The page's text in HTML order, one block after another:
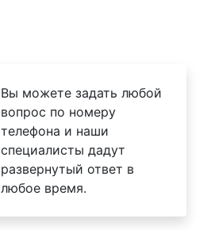
Вы можете задать любой
вопрос по номеру
телефона и наши
специалисты дадут
развернутый ответ в
любое время.